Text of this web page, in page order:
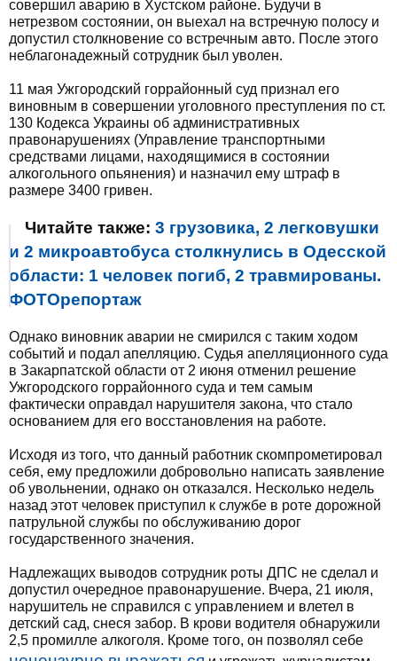
совершил аварию в Хустском районе. Будучи в
нетрезвом состоянии, он выехал на встречную полосу и
допустил столкновение со встречным авто. После этого
неблагонадежный сотрудник был уволен.
11 мая Ужгородский горрайонный суд признал его
виновным в совершении уголовного преступления по ст.
130 Кодекса Украины об административных
правонарушениях (Управление транспортными
средствами лицами, находящимися в состоянии
алкогольного опьянения) и назначил ему штраф в
размере 3400 гривен.
Читайте также: 3 грузовика, 2 легковушки
и 2 микроавтобуса столкнулись в Одесской
области: 1 человек погиб, 2 травмированы.
ФОТОрепортаж
Однако виновник аварии не смирился с таким ходом
событий и подал апелляцию. Судья апелляционного суда
в Закарпатской области от 2 июня отменил решение
Ужгородского горрайонного суда и тем самым
фактически оправдал нарушителя закона, что стало
основанием для его восстановления на работе.
Исходя из того, что данный работник скомпрометировал
себя, ему предложили добровольно написать заявление
об увольнении, однако он отказался. Несколько недель
назад этот человек приступил к службе в роте дорожной
патрульной службы по обслуживанию дорог
государственного значения.
Надлежащих выводов сотрудник роты ДПС не сделал и
допустил очередное правонарушение. Вчера, 21 июля,
нарушитель не справился с управлением и влетел в
детский сад, снеся забор. В крови водителя обнаружили
2,5 промилле алкоголя. Кроме того, он позволял себе